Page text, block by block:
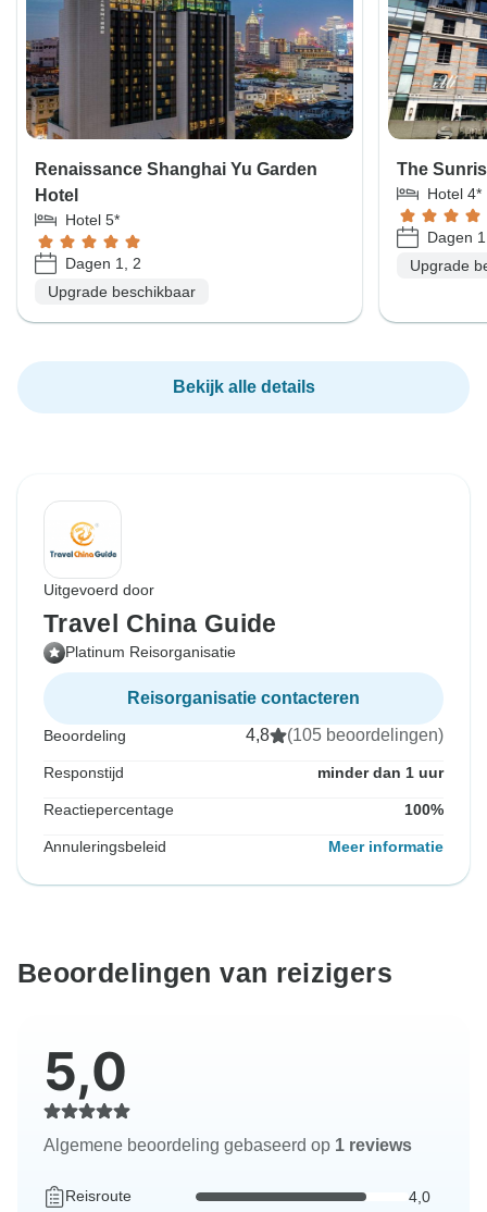
Renaissance Shanghai Yu Garden
Hotel
Hotel 5*
Dagen 1, 2
Upgrade beschikbaar
The
Hotel 4*
Dagen
Upgrade
Bekijk alle details
Uitgevoerd door
Travel China Guide
Platinum Reisorganisatie
Reisorganisatie contacteren
Beoordeling 4,8 (105 beoordelingen)
Responstijd minder dan 1 uur
Reactiepercentage 100%
Annuleringsbeleid Meer informatie
Beoordelingen van reizigers
5,0
Algemene beoordeling gebaseerd op 1 reviews
Reisroute 4,0